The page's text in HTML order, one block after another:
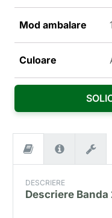
Mod ambalare
Culoare
DESCRIERE
Descriere